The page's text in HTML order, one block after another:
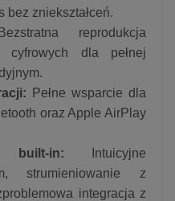
bez zniekształceń.
reprodukcja
cyfrowych dla pełnej
Pełne wsparcie dla
oraz Apple AirPlay
built-in: Intuicyjne
strumieniowanie z
integracja z